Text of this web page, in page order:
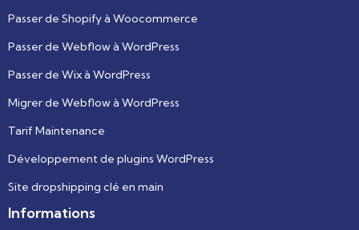
Passer de Shopify à Woocommerce
Passer de Webflow à WordPress
Passer de Wix à WordPress
Migrer de Webflow à WordPress
Tarif Maintenance
Développement de plugins WordPress
Site dropshipping clé en main
Informations